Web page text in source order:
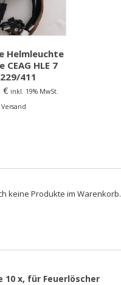
Helmleuchte
HLE 7
411
€ inkl. 19% MwSt.
keine Produkte im Warenkorb.
x, für Feuerlöscher